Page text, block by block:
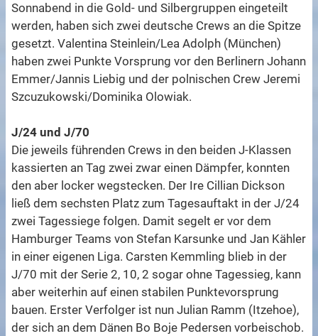
Sonnabend in die Gold- und Silbergruppen eingeteilt
werden, haben sich zwei deutsche Crews an die Spitze
gesetzt. Valentina Steinlein/Lea Adolph (München)
haben zwei Punkte Vorsprung vor den Berlinern Johann
Emmer/Jannis Liebig und der polnischen Crew Jeremi
Szcuzukowski/Dominika Olowiak.
J/24 und J/70
Die jeweils führenden Crews in den beiden J-Klassen
kassierten an Tag zwei zwar einen Dämpfer, konnten
den aber locker wegstecken. Der Ire Cillian Dickson
ließ dem sechsten Platz zum Tagesauftakt in der J/24
zwei Tagessiege folgen. Damit segelt er vor dem
Hamburger Teams von Stefan Karsunke und Jan Kähler
in einer eigenen Liga. Carsten Kemmling blieb in der
J/70 mit der Serie 2, 10, 2 sogar ohne Tagessieg, kann
aber weiterhin auf einen stabilen Punktevorsprung
bauen. Erster Verfolger ist nun Julian Ramm (Itzehoe),
der sich an dem Dänen Bo Boje Pedersen vorbeischob.